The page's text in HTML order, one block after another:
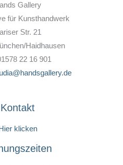
Gallery
für Kunsthandwerk
Str. 21
Haidhausen
22 16 901
Kontakt
Hier klicken